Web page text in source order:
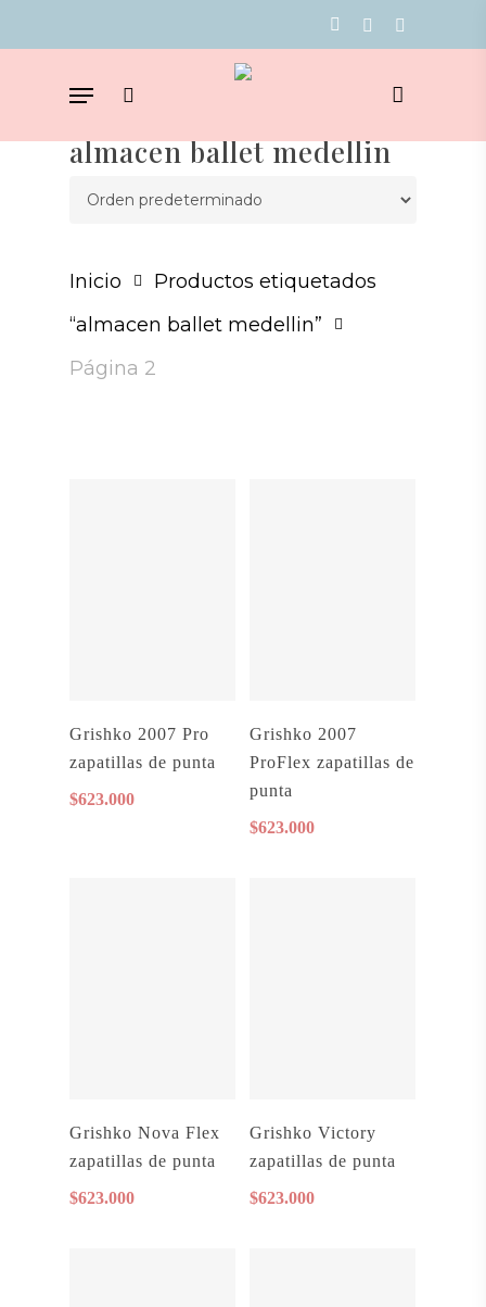
to
facebookyoutubeinstagram
Menu
almacen ballet medellin
Inicio
Productos etiquetados
“almacen ballet medellin”
Página 2
Grishko 2007 Pro
zapatillas de punta
$623.000
Grishko 2007
ProFlex zapatillas de
punta
$623.000
Grishko Nova Flex
zapatillas de punta
$623.000
Grishko Victory
zapatillas de punta
$623.000